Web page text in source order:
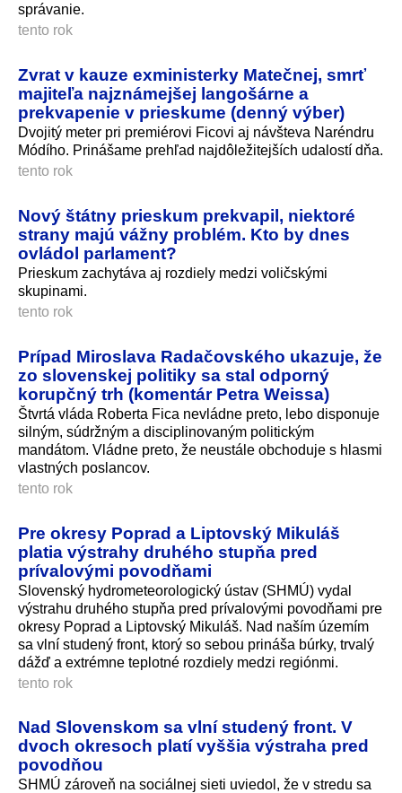
správanie.
tento rok
Zvrat v kauze exministerky Matečnej, smrť
majiteľa najznámejšej langošárne a
prekvapenie v prieskume (denný výber)
Dvojitý meter pri premiérovi Ficovi aj návšteva Naréndru
Módího. Prinášame prehľad najdôležitejších udalostí dňa.
tento rok
Nový štátny prieskum prekvapil, niektoré
strany majú vážny problém. Kto by dnes
ovládol parlament?
Prieskum zachytáva aj rozdiely medzi voličskými
skupinami.
tento rok
Prípad Miroslava Radačovského ukazuje, že
zo slovenskej politiky sa stal odporný
korupčný trh (komentár Petra Weissa)
Štvrtá vláda Roberta Fica nevládne preto, lebo disponuje
silným, súdržným a disciplinovaným politickým
mandátom. Vládne preto, že neustále obchoduje s hlasmi
vlastných poslancov.
tento rok
Pre okresy Poprad a Liptovský Mikuláš
platia výstrahy druhého stupňa pred
prívalovými povodňami
Slovenský hydrometeorologický ústav (SHMÚ) vydal
výstrahu druhého stupňa pred prívalovými povodňami pre
okresy Poprad a Liptovský Mikuláš. Nad naším územím
sa vlní studený front, ktorý so sebou prináša búrky, trvalý
dážď a extrémne teplotné rozdiely medzi regiónmi.
tento rok
Nad Slovenskom sa vlní studený front. V
dvoch okresoch platí vyššia výstraha pred
povodňou
SHMÚ zároveň na sociálnej sieti uviedol, že v stredu sa